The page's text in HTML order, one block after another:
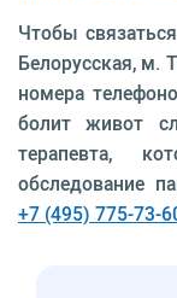
Чтобы
Белорусская, м.
номера
болит живот
терапевта,
обследование
+7 (495) 775-73-